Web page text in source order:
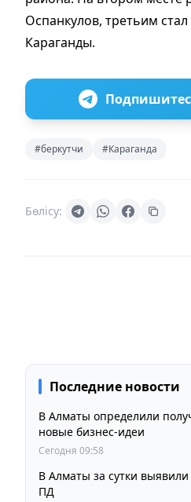
Оспанкулов, третьим
Караганды.
#беркутчи #Караганда
Бөлісу:
Последние новости
В Алматы определили
новые бизнес-идеи
Сегодня 09:58
В Алматы за сутки
ПД